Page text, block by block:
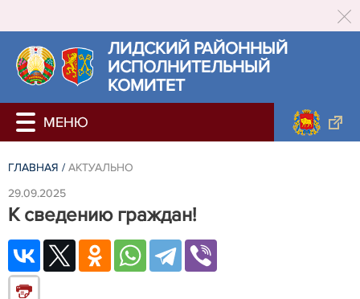
ЛИДСКИЙ РАЙОННЫЙ
ИСПОЛНИТЕЛЬНЫЙ
КОМИТЕТ
ГЛАВНАЯ / АКТУАЛЬНО
29.09.2025
К сведению граждан!